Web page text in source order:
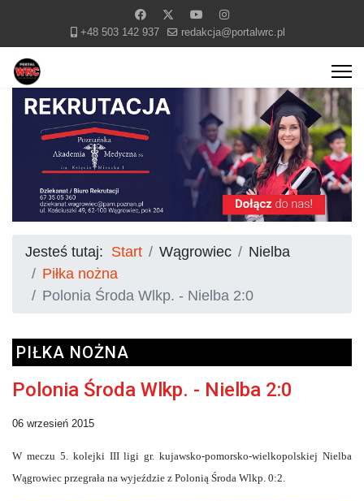
+48 503 142 937 redakcja@portalwrc.pl
Jesteś tutaj: Start Wągrowiec
Nielba
Piłka nożna
Polonia Środa Wlkp. - Nielba 2:0
PIŁKA NOŻNA
Polonia Środa Wlkp. - Nielba 2:0
06 wrzesień 2015
W meczu 5. kolejki III ligi gr. kujawsko-pomorsko-wielkopolskiej Nielba
Wągrowiec przegrała na wyjeździe z Polonią Środa Wlkp. 0:2.